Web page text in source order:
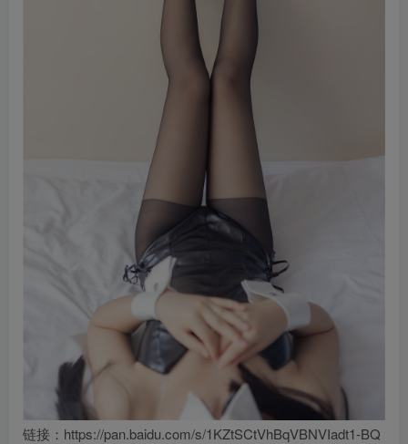
链接：https://pan.baidu.com/s/1KZtSCtVhBqVBNVIadt1-BQ